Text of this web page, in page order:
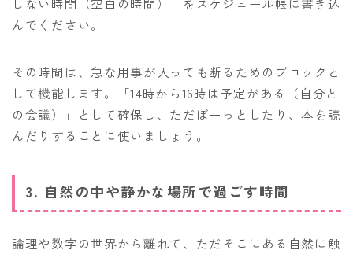
んでください。
その時間は、急な用事が入っても断るためのブロックと
して機能します。「14時から16時は予定がある（自分と
の会議）」として確保し、ただぼーっとしたり、本を読
んだりすることに使いましょう。
3. 自然の中や静かな場所で過ごす時間
論理や数字の世界から離れて、ただそこにある自然に触